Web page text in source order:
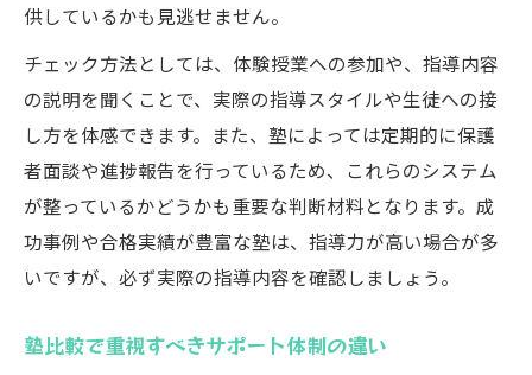
供しているかも見逃せません。
チェック方法としては、体験授業への参加や、指導内容
の説明を聞くことで、実際の指導スタイルや生徒への接
し方を体感できます。また、塾によっては定期的に保護
者面談や進捗報告を行っているため、これらのシステム
が整っているかどうかも重要な判断材料となります。成
功事例や合格実績が豊富な塾は、指導力が高い場合が多
いですが、必ず実際の指導内容を確認しましょう。
塾比較で重視すべきサポート体制の違い